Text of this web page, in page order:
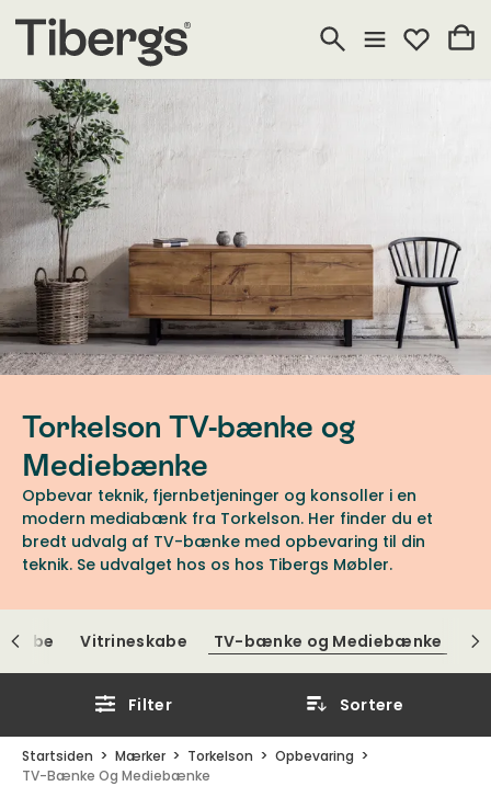
Torkelson TV-bænke og
Mediebænke
Opbevar teknik, fjernbetjeninger og konsoller i en
modern mediabænk fra Torkelson. Her finder du et
bredt udvalg af TV-bænke med opbevaring til din
teknik. Se udvalget hos os hos Tibergs Møbler.
Vitrineskabe TV-bænke og Mediebænke
Filter Sortere
Startsiden Mærker Torkelson
Opbevaring
TV-Bænke Og Mediebænke